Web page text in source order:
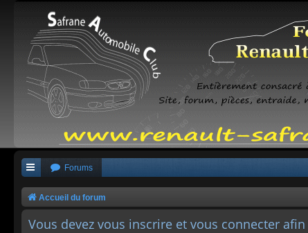
Forums
Accueil du forum
Vous devez vous inscrire et vous connecter